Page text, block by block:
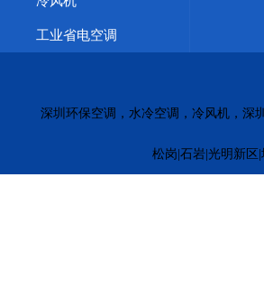
工业省电空调
深圳环保空调，水冷空调，冷风机，深
松岗|石岩|光明新